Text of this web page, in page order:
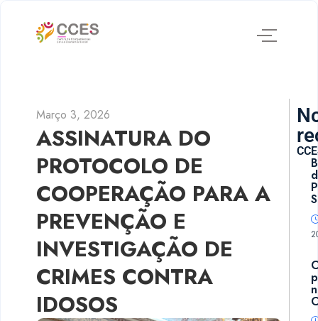
Março 3, 2026
ASSINATURA DO
PROTOCOLO DE
COOPERAÇÃO PARA A
PREVENÇÃO E
INVESTIGAÇÃO DE
CRIMES CONTRA
IDOSOS